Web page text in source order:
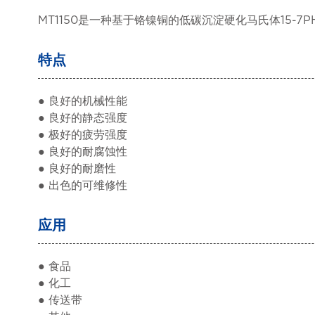
MT1150是一种基于铬镍铜的低碳沉淀硬化马氏体15-
特点
● 良好的机械性能
● 良好的静态强度
● 极好的疲劳强度
● 良好的耐腐蚀性
● 良好的耐磨性
● 出色的可维修性
应用
● 食品
● 化工
● 传送带